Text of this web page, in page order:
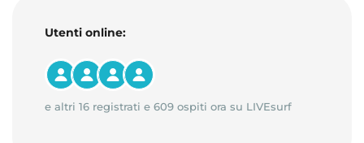
Utenti online:
e altri 16 registrati e 609 ospiti ora su LIVEsurf